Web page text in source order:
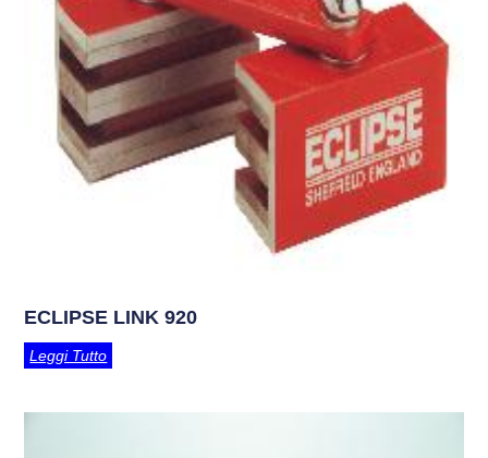
ECLIPSE LINK 920
Leggi Tutto